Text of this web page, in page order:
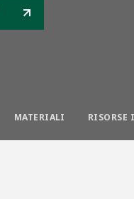
MATERIALI RISORSE